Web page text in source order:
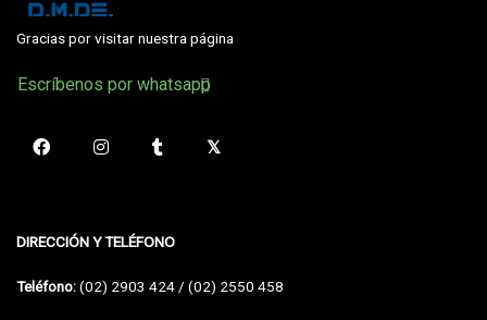
Gracias por visitar nuestra página
Escríbenos por whatsapp
DIRECCIÓN Y TELÉFONO
Teléfono:(02) 2903 424 / (02) 2550 458